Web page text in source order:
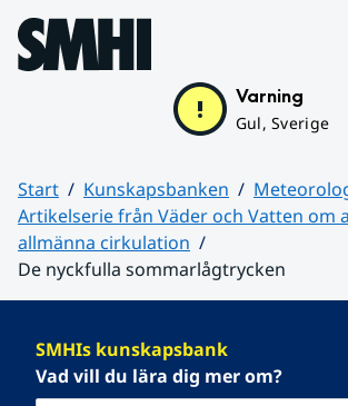
Hoppa till sidans innehåll
Varning
Gul, Sverige
Start Kunskapsbanken
Artikelserie från Väder och Vatten om
allmänna cirkulation
De nyckfulla sommarlågtrycken
SMHIs kunskapsbank
Vad vill du lära dig mer om?